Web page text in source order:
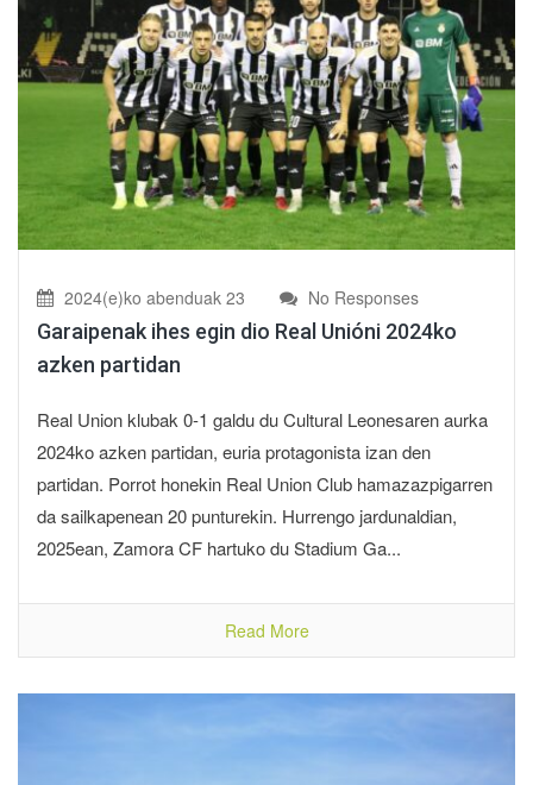
2024(e)ko abenduak 23 No Responses
Garaipenak ihes egin dio Real Unióni 2024ko
azken partidan
Real Union klubak 0-1 galdu du Cultural Leonesaren aurka
2024ko azken partidan, euria protagonista izan den
partidan. Porrot honekin Real Union Club hamazazpigarren
da sailkapenean 20 punturekin. Hurrengo jardunaldian,
2025ean, Zamora CF hartuko du Stadium Ga...
Read More